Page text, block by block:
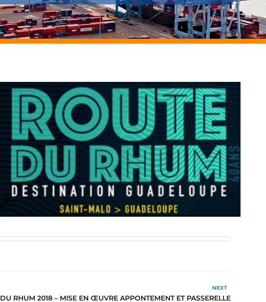
NEXT
RHUM 2018 – MISE EN ŒUVRE APPONTEMENT ET PASSERELLE